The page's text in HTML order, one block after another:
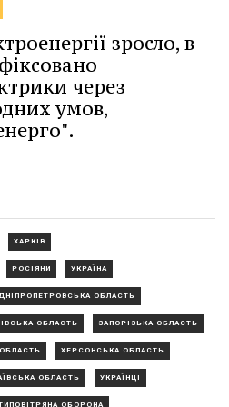
зросло, в
через
умов,
ХАРКІВ
РОСІЯНИ УКРАЇНА
ОБЛАСТЬ
ОБЛАСТЬ ЗАПОРІЗЬКА ОБЛАСТЬ
ХЕРСОНСЬКА ОБЛАСТЬ
ОБЛАСТЬ УКРАЇНЦІ
ОБОРОНА